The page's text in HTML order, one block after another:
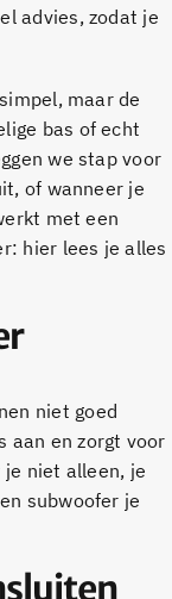
advies, zodat je
maar de
bas of echt
we stap voor
of wanneer je
met een
hier lees je alles
niet goed
aan en zorgt voor
niet alleen, je
subwoofer je